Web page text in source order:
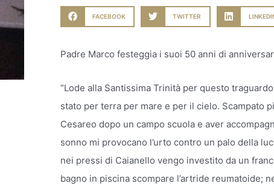
FACEBOOK TWITTER
Padre Marco festeggia i suoi 50 anni di
“Lode alla Santissima Trinità per questo
stato per terra per mare e per il cielo. Scampato
Cesareo dopo un campo scuola e aver
sonno mi provocano l’urto contro un palo della
nei pressi di Caianello vengo investito da un
bagno in piscina scompare l’artride reumatoide;